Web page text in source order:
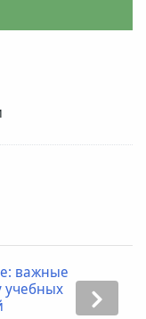
важные
учебных